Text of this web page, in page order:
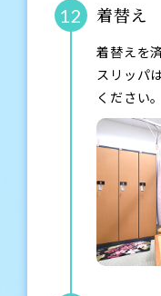
12 着替え
着替えを
スリッパ
ください。